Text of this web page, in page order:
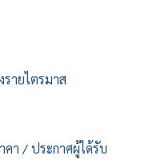
รายไตรมาส
คา / ประกาศผู้ได้รับ